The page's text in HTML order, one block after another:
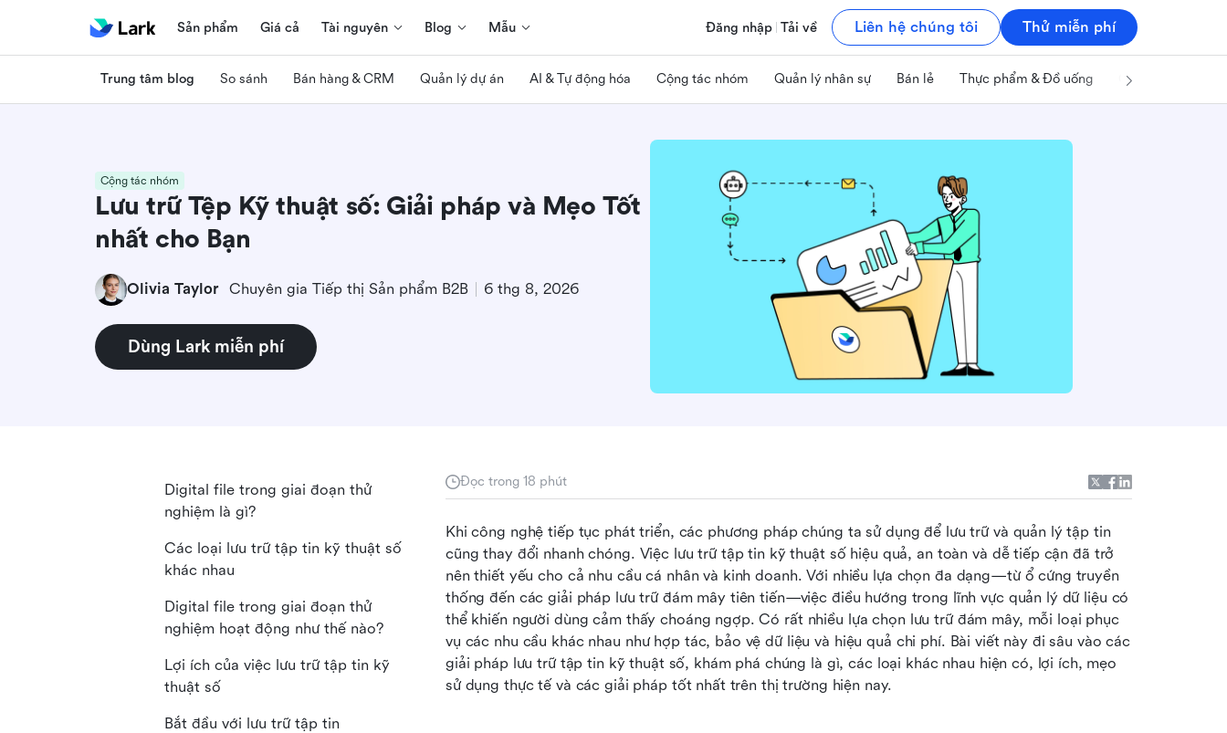
Sản phẩm Giá cả Tài nguyên Blog Mẫu Đăng nhập Tải về Liên hệ chúng tôi Thử miễn phí
Trung tâm blog So sánh Bán hàng & CRM Quản lý dự án AI & Tự động hóa Cộng tác nhóm Quản lý nhân sự Bán lẻ Thực phẩm & Đồ uống Công nghệ & IT
Cộng tác nhóm
Lưu trữ Tệp Kỹ thuật số: Giải pháp và Mẹo Tốt
nhất cho Bạn
Olivia Taylor Chuyên gia Tiếp thị Sản phẩm B2B 6 thg 8, 2026
Dùng Lark miễn phí
Đọc trong 18 phút
Khi công nghệ tiếp tục phát triển, các phương pháp chúng ta sử dụng để lưu trữ và quản lý tập tin
cũng thay đổi nhanh chóng. Việc lưu trữ tập tin kỹ thuật số hiệu quả, an toàn và dễ tiếp cận đã trở
nên thiết yếu cho cả nhu cầu cá nhân và kinh doanh. Với nhiều lựa chọn đa dạng—từ ổ cứng truyền
thống đến các giải pháp lưu trữ đám mây tiên tiến—việc điều hướng trong lĩnh vực quản lý dữ liệu có
thể khiến người dùng cảm thấy choáng ngợp. Có rất nhiều lựa chọn lưu trữ đám mây, mỗi loại phục
vụ các nhu cầu khác nhau như hợp tác, bảo vệ dữ liệu và hiệu quả chi phí. Bài viết này đi sâu vào các
giải pháp lưu trữ tập tin kỹ thuật số, khám phá chúng là gì, các loại khác nhau hiện có, lợi ích, mẹo
sử dụng thực tế và các giải pháp tốt nhất trên thị trường hiện nay.
Digital file trong giai đoạn thử
nghiệm là gì?
Các loại lưu trữ tập tin kỹ thuật số
khác nhau
Digital file trong giai đoạn thử
nghiệm hoạt động như thế nào?
Lợi ích của việc lưu trữ tập tin kỹ
thuật số
Bắt đầu với lưu trữ tập tin